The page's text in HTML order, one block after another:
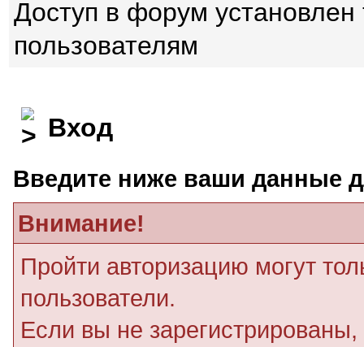
Доступ в форум
пользователям
Вход
Введите ниже ваши данные
Внимание!
Пройти авторизацию могут
пользователи.
Если вы не